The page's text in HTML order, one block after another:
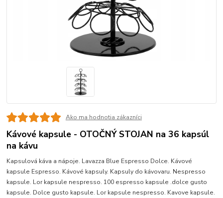
Ako ma hodnotia zákazníci
Kávové kapsule - OTOČNÝ STOJAN na 36 kapsúl
na kávu
Kapsulová káva a nápoje. Lavazza Blue Espresso Dolce. Kávové
kapsule Espresso. Kávové kapsuly. Kapsuly do kávovaru. Nespresso
kapsule. Lor kapsule nespresso. 100 espresso kapsule .dolce gusto
kapsule. Dolce gusto kapsule. Lor kapsule nespresso. Kavove kapsule.